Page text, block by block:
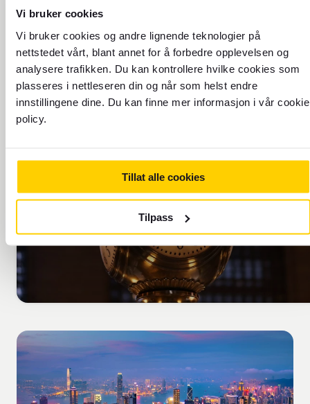
Vi bruker cookies
Vi bruker cookies og andre lignende teknologier på
nettstedet vårt, blant annet for å forbedre opplevelsen og
analysere trafikken. Du kan kontrollere hvilke cookies som
plasseres i nettleseren din og når som helst endre
innstillingene dine. Du kan finne mer informasjon i vår cookie
policy.
Tillat alle cookies
Tilpass
Send penger
Send penger med Western Union
Finn din neste reise
TIDSSONE: UTC+8